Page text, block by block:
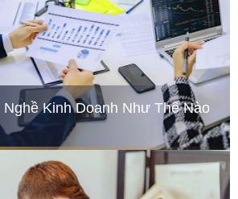
Nghề Kinh Doanh Như Thế Nào